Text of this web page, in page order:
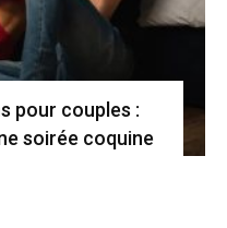
pour couples :
soirée coquine